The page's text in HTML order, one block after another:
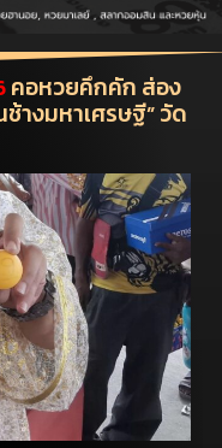
คอหวยคึกคัก ส่อง
างมหาเศรษฐี” วัด